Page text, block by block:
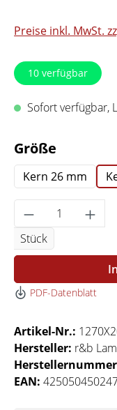
Preise inkl. MwSt.
10 verfügbar
Sofort verfügbar,
Größe
Kern 26 mm
Produkt
Stück
PDF-Datenblatt
Artikel-Nr.:
Hersteller: r&b
EAN: